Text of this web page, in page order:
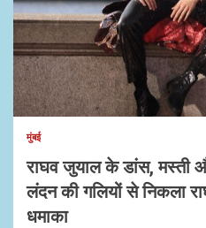
1 min read
मुंबई
राघव जुयाल के डांस, मस्ती
लंदन की गलियों से निकला
धमाका